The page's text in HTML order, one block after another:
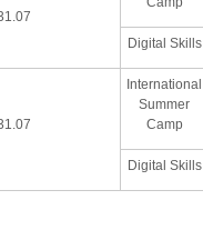
Digital Skills
International
Summer
Camp
Digital Skills